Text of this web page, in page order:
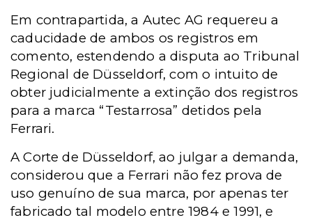
Em contrapartida, a Autec AG requereu a
caducidade de ambos os registros em
comento, estendendo a disputa ao Tribunal
Regional de Düsseldorf, com o intuito de
obter judicialmente a extinção dos registros
para a marca “Testarrosa” detidos pela
Ferrari.
A Corte de Düsseldorf, ao julgar a demanda,
considerou que a Ferrari não fez prova de
uso genuíno de sua marca, por apenas ter
fabricado tal modelo entre 1984 e 1991, e